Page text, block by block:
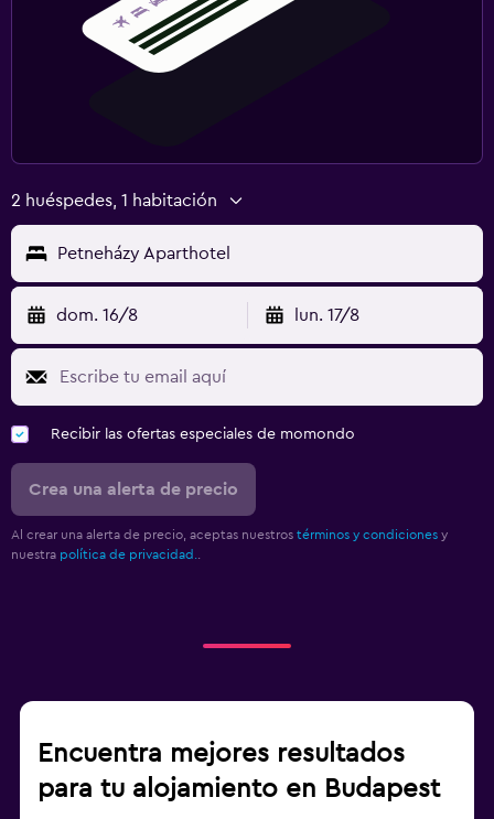
2 huéspedes, 1 habitación
Petneházy Aparthotel
dom. 16/8 lun. 17/8
Recibir las ofertas especiales de momondo
Crea una alerta de precio
Al crear una alerta de precio, aceptas nuestros términos y condiciones y
nuestra política de privacidad.
Encuentra mejores resultados
para tu alojamiento en Budapest